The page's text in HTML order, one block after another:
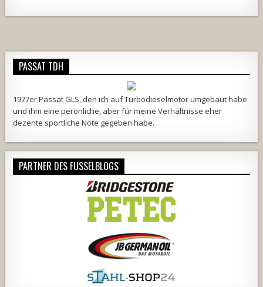
PASSAT TDH
1977er Passat GLS, den ich auf Turbodieselmotor umgebaut habe
und ihm eine perönliche, aber für meine Verhältnisse eher
dezente sportliche Note gegeben habe.
PARTNER DES FUSSELBLOGS